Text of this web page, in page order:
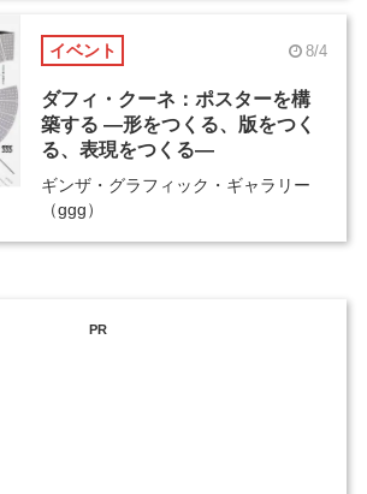
イベント 8/4
ダフィ・クーネ：ポスターを構
築する ―形をつくる、版をつく
る、表現をつくる―
ギンザ・グラフィック・ギャラリー
（ggg）
PR